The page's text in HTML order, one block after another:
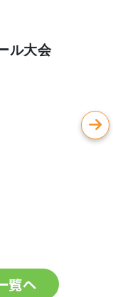
ル大会
覧へ